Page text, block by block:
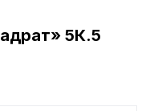
5К.5